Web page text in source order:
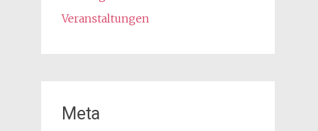
Veranstaltungen
Meta